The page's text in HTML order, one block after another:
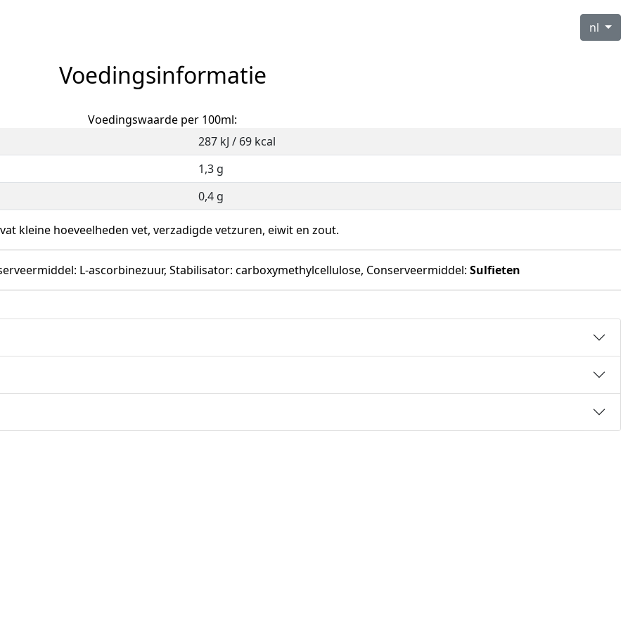
nl
Voedingsinformatie
Voedingswaarde per 100ml:
287 kJ / 69 kcal
1,3 g
0,4 g
kleine hoeveelheden vet, verzadigde vetzuren, eiwit en zout.
L-ascorbinezuur, Stabilisator: carboxymethylcellulose, Conserveermiddel: Sulfieten